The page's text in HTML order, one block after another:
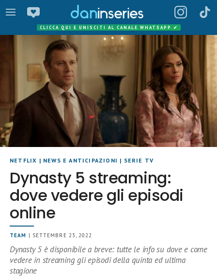
CLICCA QUI E UNISCITI AL CANALE WHATSAPP ✔
NETFLIX | NEWS E ANTICIPAZIONI | SERIE TV
Dynasty 5 streaming:
dove vedere gli episodi
online
TEAM | SETTEMBRE 23, 2022
Dynasty 5 è disponibile a breve: tutte le info su dove e come
vedere in streaming gli episodi della quinta ed ultima
stagione